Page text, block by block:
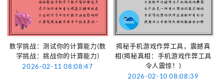
数学挑战：测试你的计算能力(数
学挑战：挑战你的计算能力)
2026-02-11 08:08:47
揭秘手机游戏作弊工具，震撼真
相(揭秘真相：手机游戏作弊工具
令人震惊！)
2026-02-10 08:08:39